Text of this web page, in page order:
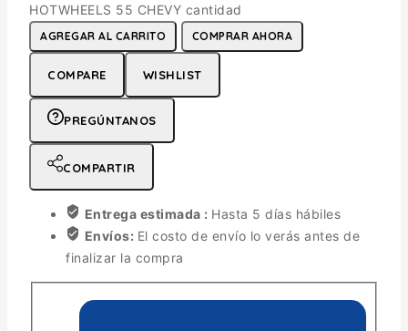
HOTWHEELS 55 CHEVY cantidad
AGREGAR AL CARRITO COMPRAR AHORA
COMPARE WISHLIST
PREGÚNTANOS
COMPARTIR
Entrega estimada : Hasta 5 días hábiles
Envíos: El costo de envío lo verás antes de
finalizar la compra